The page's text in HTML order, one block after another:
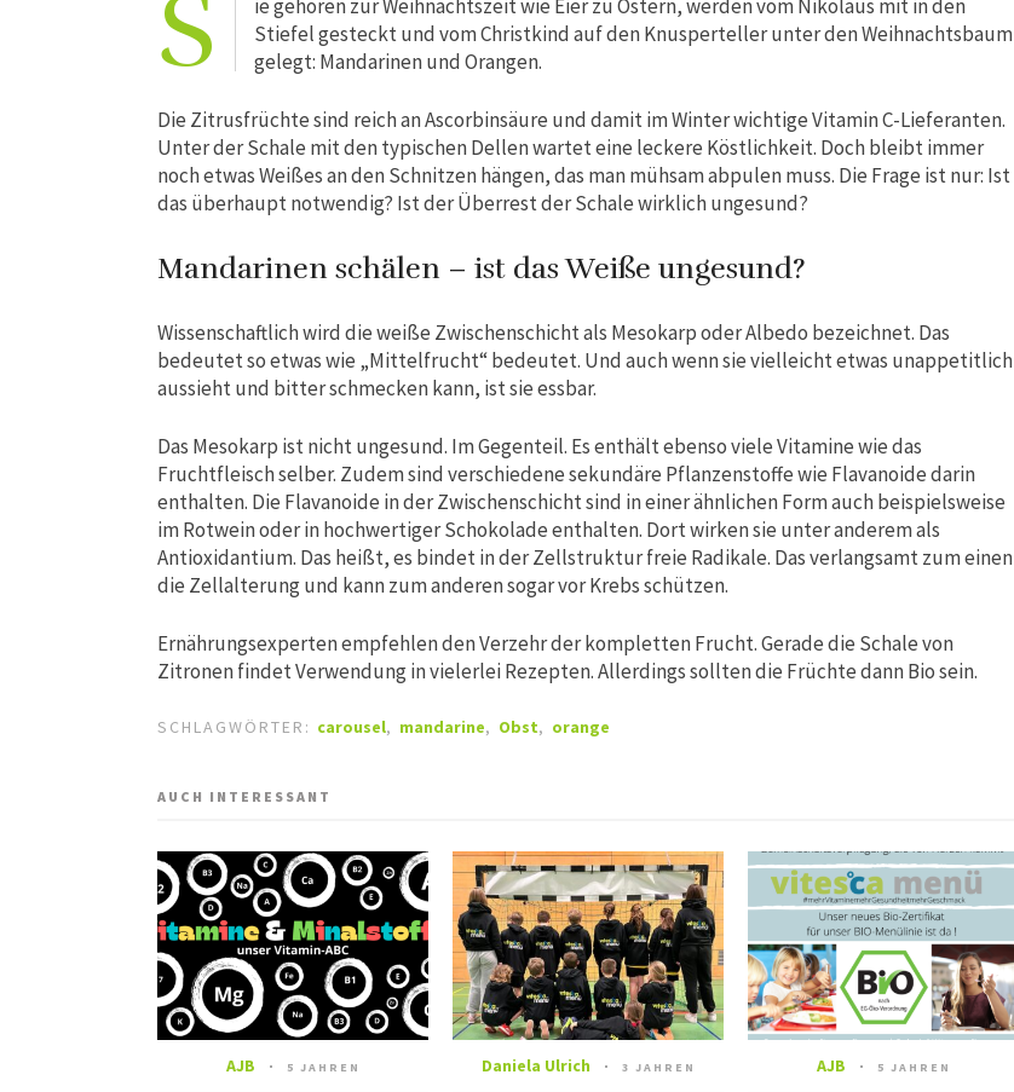
S
ie gehören zur Weihnachtszeit wie Eier zu Ostern, werden vom Nikolaus mit in den
Stiefel gesteckt und vom Christkind auf den Knusperteller unter den Weihnachtsbaum
gelegt: Mandarinen und Orangen.
Die Zitrusfrüchte sind reich an Ascorbinsäure und damit im Winter wichtige Vitamin C-Lieferanten.
Unter der Schale mit den typischen Dellen wartet eine leckere Köstlichkeit. Doch bleibt immer
noch etwas Weißes an den Schnitzen hängen, das man mühsam abpulen muss. Die Frage ist nur: Ist
das überhaupt notwendig? Ist der Überrest der Schale wirklich ungesund?
Mandarinen schälen – ist das Weiße ungesund?
Wissenschaftlich wird die weiße Zwischenschicht als Mesokarp oder Albedo bezeichnet. Das
bedeutet so etwas wie „Mittelfrucht“ bedeutet. Und auch wenn sie vielleicht etwas unappetitlich
aussieht und bitter schmecken kann, ist sie essbar.
Das Mesokarp ist nicht ungesund. Im Gegenteil. Es enthält ebenso viele Vitamine wie das
Fruchtfleisch selber. Zudem sind verschiedene sekundäre Pflanzenstoffe wie Flavanoide darin
enthalten. Die Flavanoide in der Zwischenschicht sind in einer ähnlichen Form auch beispielsweise
im Rotwein oder in hochwertiger Schokolade enthalten. Dort wirken sie unter anderem als
Antioxidantium. Das heißt, es bindet in der Zellstruktur freie Radikale. Das verlangsamt zum einen
die Zellalterung und kann zum anderen sogar vor Krebs schützen.
Ernährungsexperten empfehlen den Verzehr der kompletten Frucht. Gerade die Schale von
Zitronen findet Verwendung in vielerlei Rezepten. Allerdings sollten die Früchte dann Bio sein.
SCHLAGWÖRTER: carousel, mandarine, Obst, orange
AUCH INTERESSANT
AJB 5 JAHREN Daniela Ulrich 3 JAHREN AJB 5 JAHREN